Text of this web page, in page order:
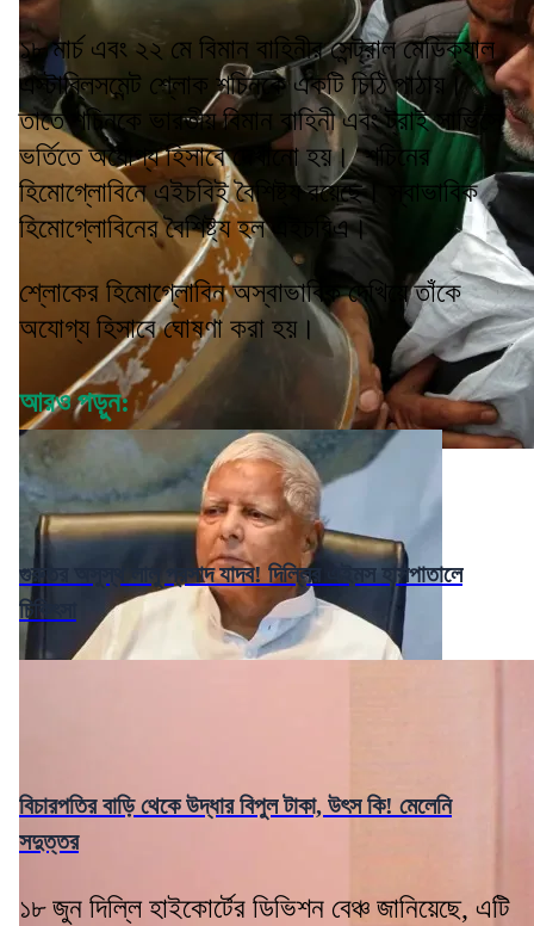
১৮ মার্চ এবং ২২ মে বিমান বাহিনীর সেন্ট্রাল মেডিক্যাল
এস্টাব্লিসমেন্ট শ্লোক শচিনকে একটি চিঠি পাঠায়।
তাতে শচিনকে ভারতীয় বিমান বাহিনী এবং ট্রাই সার্ভিসে
ভর্তিতে অযোগ্য হিসাবে দেখানো হয়। শচিনের
হিমোগ্লোবিনে এইচবিই বৈশিষ্ট্য রয়েছে। স্বাভাবিক
হিমোগ্লোবিনের বৈশিষ্ট্য হল এইচবিএ।
শ্লোকের হিমোগ্লোবিন অস্বাভাবিক দেখিয়ে তাঁকে
অযোগ্য হিসাবে ঘোষণা করা হয়।
আরও পড়ুন:
গুরুতর অসুস্থ লালু প্রসাদ যাদব! দিল্লির এইমস হাসপাতালে
চিকিৎসা
বিচারপতির বাড়ি থেকে উদ্ধার বিপুল টাকা, উৎস কি! মেলেনি
সদুত্তর
১৮ জুন দিল্লি হাইকোর্টের ডিভিশন বেঞ্চ জানিয়েছে, এটি